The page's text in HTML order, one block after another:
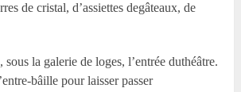
de cristal, d’assiettes degâteaux, de
la galerie de loges, l’entrée duthéâtre.
bâille pour laisser passer